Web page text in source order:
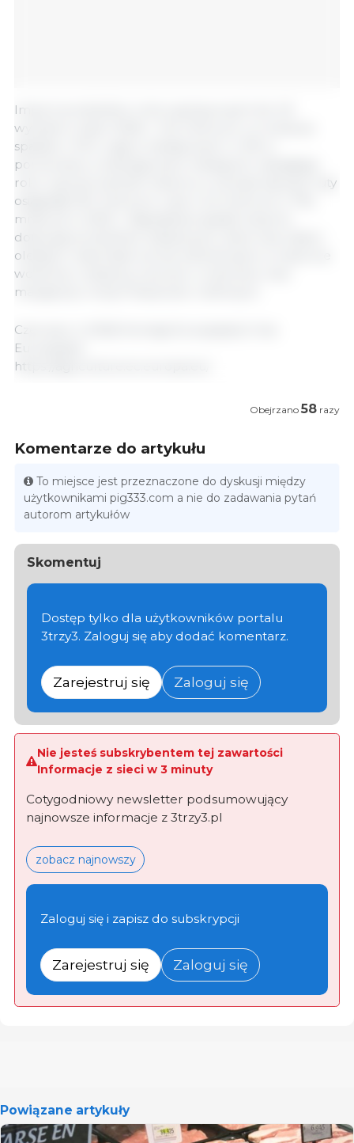
Import produktów rolno-spożywczych do UE
wyniósł w lutym 2026 r. 14,5 mld euro, co oznacza
spadek o 1% w ujęciu miesięcznym i o 5% w
porównaniu z analogicznym miesiącem ubiegłego
roku. Łączna wartość importu w okresie styczeń–luty
osiągnęła 29,1 mld euro, czyli o 2,2 mld euro (-7%)
mniej niż w 2025 r. Największe spadki importu
dotyczyły produktów kakaowych, zbóż oraz nasion
oleistych, natomiast wzrost odnotowano w imporcie
wołowiny i cielęciny, owoców i orzechów oraz
margaryny i innych tłuszczów roślinnych.
Czerwiec 2, 2026/ Komisja Europejska/ Unia
Europejska.
https://agriculture.ec.europa.eu/
Obejrzano 58 razy
Komentarze do artykułu
To miejsce jest przeznaczone do dyskusji między
użytkownikami pig333.com a nie do zadawania pytań
autorom artykułów
Skomentuj
Dostęp tylko dla użytkowników portalu
3trzy3. Zaloguj się aby dodać komentarz.
Zarejestruj się Zaloguj się
Nie jesteś subskrybentem tej zawartości
Informacje z sieci w 3 minuty
Cotygodniowy newsletter podsumowujący
najnowsze informacje z 3trzy3.pl
zobacz najnowszy
Zaloguj się i zapisz do subskrypcji
Zarejestruj się Zaloguj się
Powiązane artykuły